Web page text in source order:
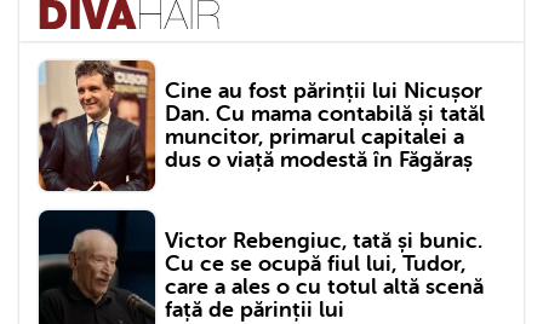
Cine au fost părinții lui Nicușor
Dan. Cu mama contabilă și tatăl
muncitor, primarul capitalei a
dus o viață modestă în Făgăraș
Victor Rebengiuc, tată și bunic.
Cu ce se ocupă fiul lui, Tudor,
care a ales o cu totul altă scenă
față de părinții lui